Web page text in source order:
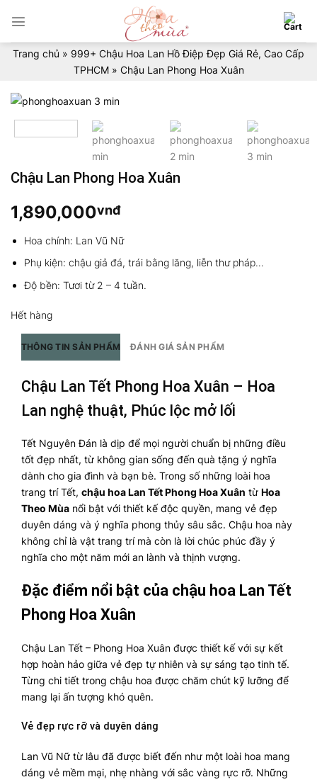
content
Trang chủ » 999+ Chậu Hoa Lan Hồ Điệp Đẹp Giá Rẻ, Cao Cấp
TPHCM» Chậu Lan Phong Hoa Xuân
Chậu Lan Phong Hoa Xuân
1,890,000vnđ
Hoa chính: Lan Vũ Nữ
Phụ kiện: chậu giả đá, trái bằng lăng, liễn thư pháp…
Độ bền: Tươi từ 2 – 4 tuần.
Hết hàng
THÔNG TIN SẢN PHẨM ĐÁNH GIÁ SẢN PHẨM
Chậu Lan Tết Phong Hoa Xuân – Hoa
Lan nghệ thuật, Phúc lộc mở lối
Tết Nguyên Đán là dịp để mọi người chuẩn bị những điều
tốt đẹp nhất, từ không gian sống đến quà tặng ý nghĩa
dành cho gia đình và bạn bè. Trong số những loài hoa
trang trí Tết, chậu hoa Lan Tết Phong Hoa Xuân từ Hoa
Theo Mùa nổi bật với thiết kế độc quyền, mang vẻ đẹp
duyên dáng và ý nghĩa phong thủy sâu sắc. Chậu hoa này
không chỉ là vật trang trí mà còn là lời chúc phúc đầy ý
nghĩa cho một năm mới an lành và thịnh vượng.
Đặc điểm nổi bật của chậu hoa Lan Tết
Phong Hoa Xuân
Chậu Lan Tết – Phong Hoa Xuân được thiết kế với sự kết
hợp hoàn hảo giữa vẻ đẹp tự nhiên và sự sáng tạo tinh tế.
Từng chi tiết trong chậu hoa được chăm chút kỹ lưỡng để
mang lại ấn tượng khó quên.
Vẻ đẹp rực rỡ và duyên dáng
Lan Vũ Nữ từ lâu đã được biết đến như một loài hoa mang
dáng vẻ mềm mại, nhẹ nhàng với sắc vàng rực rỡ. Những